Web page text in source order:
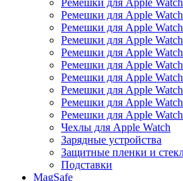
Ремешки для Apple
Ремешки для Apple
Ремешки для Apple
Ремешки для Apple
Ремешки для Apple
Ремешки для Apple
Ремешки для Apple
Ремешки для Apple
Ремешки для Apple
Ремешки для Apple
Чехлы для Apple Watch
Зарядные устройства
Защитные пленки и
Подставки
MagSafe